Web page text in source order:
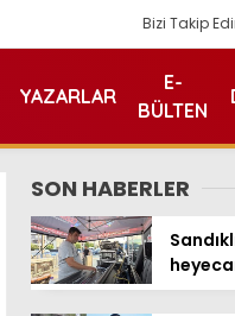
Bizi Takip
YAZARLAR
E-
BÜLTEN
SON HABERLER